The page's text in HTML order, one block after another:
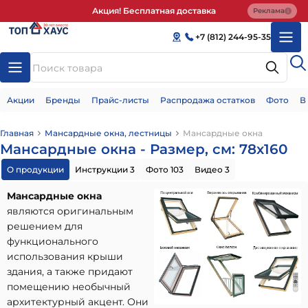
Акция! Бесплатная доставка Реклама
+7 (812) 244-95-35
Акции Бренды Прайс-листы Распродажа остатков Фото
Главная Мансардные окна, лестницы Мансардные окна
Мансардные окна - Размер, см: 78х160
О продукции Инструкции 3 Фото 103 Видео 3
Мансардные окна
являются оригинальным
решением для
функционального
использования крыши
здания, а также придают
помещению необычный
архитектурный акцент. Они